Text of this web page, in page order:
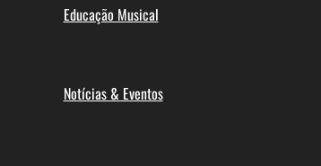
Educação Musical
Notícias & Eventos